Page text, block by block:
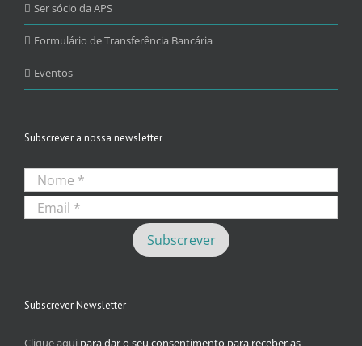
Ser sócio da APS
Formulário de Transferência Bancária
Eventos
Subscrever a nossa newsletter
Subscrever Newsletter
Clique aqui para dar o seu consentimento para receber as